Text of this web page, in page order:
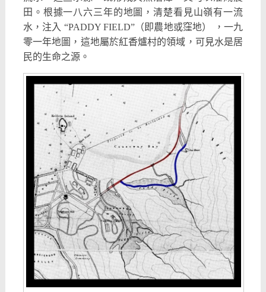
田。根據一八六三年的地圖，清楚看見山嶺有一流
水，注入 “PADDY FIELD”（即農地或窪地） ，一九
零一年地圖，這地屬於紅香爐村的領域，可見水是居
民的生命之源。